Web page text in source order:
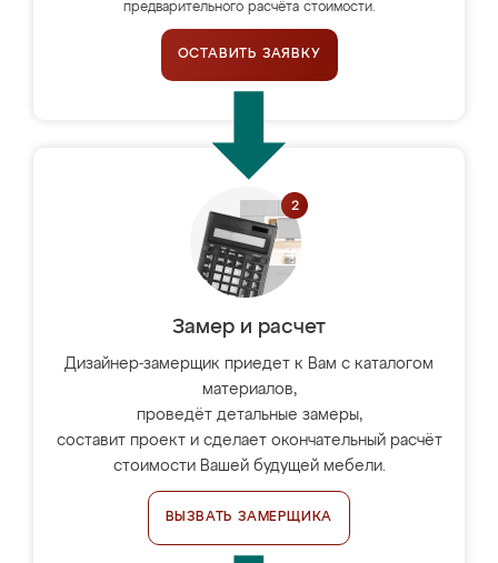
предварительного расчёта стоимости.
ОСТАВИТЬ ЗАЯВКУ
Замер и расчет
Дизайнер-замерщик приедет к Вам с каталогом
материалов,
проведёт детальные замеры,
составит проект и сделает окончательный расчёт
стоимости Вашей будущей мебели.
ВЫЗВАТЬ ЗАМЕРЩИКА